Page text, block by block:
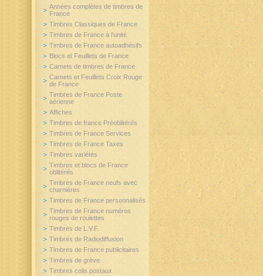
Années complètes de timbres de
France
Timbres Classiques de France
Timbres de France à l'unité
Timbres de France autoadhésifs
Blocs et Feuillets de France
Carnets de timbres de France
Carnets et Feuillets Croix Rouge
de France
Timbres de France Poste
aérienne
Affiches
Timbres de france Préoblitérés
Timbres de France Services
Timbres de France Taxes
Timbres variétés
Timbres et blocs de France
oblitérés
Timbres de France neufs avec
charnières
Timbres de France personnalisés
Timbres de France numéros
rouges de roulettes
Timbres de L.V.F.
Timbres de Radiodiffusion
Timbres de France publicitaires
Timbres de grève
Timbres colis postaux